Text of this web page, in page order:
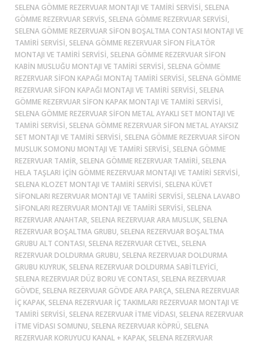
SELENA GÖMME REZERVUAR MONTAJI VE TAMIRI SERVISI, SELENA
GÖMME REZERVUAR SERVIS, SELENA GÖMME REZERVUAR SERVISI,
SELENA GÖMME REZERVUAR SIFON BOŞALTMA CONTASI MONTAJI VE
TAMIRI SERVISI, SELENA GÖMME REZERVUAR SIFON FILATÖR
MONTAJI VE TAMIRI SERVISI, SELENA GÖMME REZERVUAR SIFON
KABIN MUSLUĞU MONTAJI VE TAMIRI SERVISI, SELENA GÖMME
REZERVUAR SIFON KAPAĞI MONTAJ TAMIRI SERVISI, SELENA GÖMME
REZERVUAR SIFON KAPAĞI MONTAJI VE TAMIRI SERVISI, SELENA
GÖMME REZERVUAR SIFON KAPAK MONTAJI VE TAMIRI SERVISI,
SELENA GÖMME REZERVUAR SIFON METAL AYAKLI SET MONTAJI VE
TAMIRI SERVISI, SELENA GÖMME REZERVUAR SIFON METAL AYAKSIZ
SET MONTAJI VE TAMIRI SERVISI, SELENA GÖMME REZERVUAR SIFON
MUSLUK SOMONU MONTAJI VE TAMIRI SERVISI, SELENA GÖMME
REZERVUAR TAMIR, SELENA GÖMME REZERVUAR TAMIRI, SELENA
HELA TAŞLARI IÇIN GÖMME REZERVUAR MONTAJI VE TAMIRI SERVISI,
SELENA KLOZET MONTAJI VE TAMIRI SERVISI, SELENA KÜVET
SIFONLARI REZERVUAR MONTAJI VE TAMIRI SERVISI, SELENA LAVABO
SIFONLARI REZERVUAR MONTAJI VE TAMIRI SERVISI, SELENA
REZERVUAR ANAHTAR, SELENA REZERVUAR ARA MUSLUK, SELENA
REZERVUAR BOŞALTMA GRUBU, SELENA REZERVUAR BOŞALTMA
GRUBU ALT CONTASI, SELENA REZERVUAR CETVEL, SELENA
REZERVUAR DOLDURMA GRUBU, SELENA REZERVUAR DOLDURMA
GRUBU KUYRUK, SELENA REZERVUAR DOLDURMA SABITLEYICI,
SELENA REZERVUAR DÜZ BORU VE CONTASI, SELENA REZERVUAR
GÖVDE, SELENA REZERVUAR GÖVDE ARA PARÇA, SELENA REZERVUAR
IÇ KAPAK, SELENA REZERVUAR IÇ TAKIMLARI REZERVUAR MONTAJI VE
TAMIRI SERVISI, SELENA REZERVUAR ITME VIDASI, SELENA REZERVUAR
ITME VIDASI SOMUNU, SELENA REZERVUAR KÖPRÜ, SELENA
REZERVUAR KORUYUCU KANAL + KAPAK, SELENA REZERVUAR